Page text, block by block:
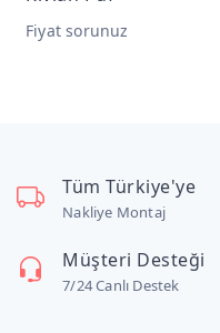
Fiyat sorunuz
Tüm Türkiye'ye
Nakliye Montaj
Müşteri Desteği
7/24 Canlı Destek